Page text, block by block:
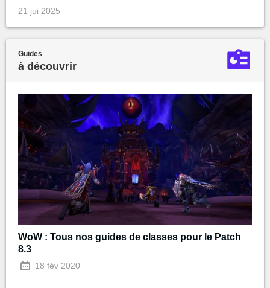
21 jui 2025
Guides
à découvrir
WoW : Tous nos guides de classes pour le Patch
8.3
18 fév 2020